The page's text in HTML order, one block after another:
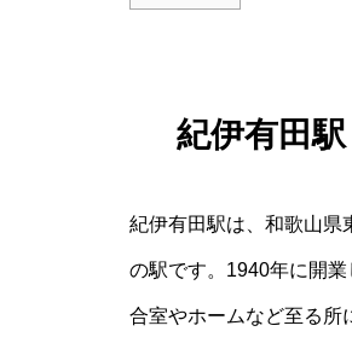
紀伊有田
紀伊有田駅は、和歌山県
の駅です。1940年に開
合室やホームなど至る所